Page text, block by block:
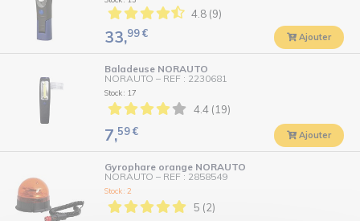
4.8 (9)
33,99€ Ajouter
Baladeuse NORAUTO
NORAUTO – REF : 2230681
Stock : 17
4.4 (19)
7,59€ Ajouter
Gyrophare orange NORAUTO
NORAUTO – REF : 2858549
Stock : 2
5 (2)